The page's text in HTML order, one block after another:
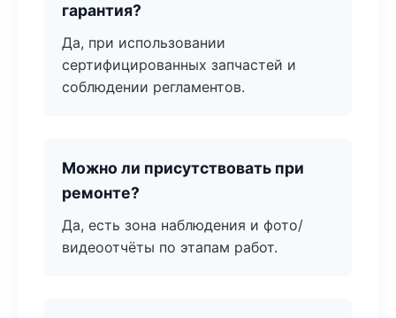
гарантия?
Да, при использовании
сертифицированных запчастей и
соблюдении регламентов.
Можно ли присутствовать при
ремонте?
Да, есть зона наблюдения и фото/
видеоотчёты по этапам работ.